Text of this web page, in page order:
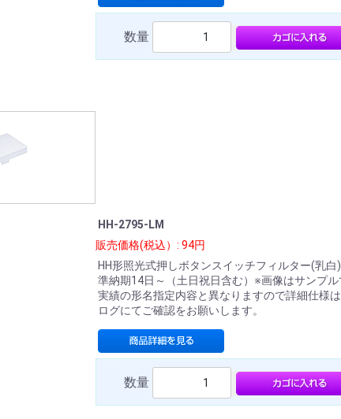
数量
HH-2795-LM
販売価格(税込）: 94円
HH形照光式押しボタンスイッチフィルター(乳白
準納期14日～（土日祝日含む）※画像はサンプル
実績の形名指定内容と異なりますので詳細仕様
ログにてご確認をお願いします。
数量